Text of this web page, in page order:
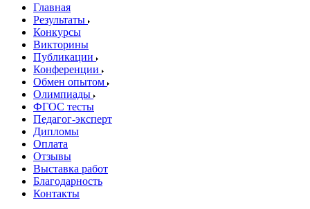
Главная
Результаты
Конкурсы
Викторины
Публикации
Конференции
Обмен опытом
Олимпиады
ФГОС тесты
Педагог-эксперт
Дипломы
Оплата
Отзывы
Выставка работ
Благодарность
Контакты